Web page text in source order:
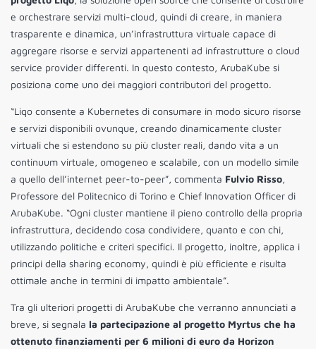
e orchestrare servizi multi-cloud, quindi di creare, in maniera
trasparente e dinamica, un’infrastruttura virtuale capace di
aggregare risorse e servizi appartenenti ad infrastrutture o cloud
service provider differenti. In questo contesto, ArubaKube si
posiziona come uno dei maggiori contributori del progetto.
“Liqo consente a Kubernetes di consumare in modo sicuro risorse
e servizi disponibili ovunque, creando dinamicamente cluster
virtuali che si estendono su più cluster reali, dando vita a un
continuum virtuale, omogeneo e scalabile, con un modello simile
a quello dell’internet peer-to-peer”, commenta Fulvio Risso,
Professore del Politecnico di Torino e Chief Innovation Officer di
ArubaKube. “Ogni cluster mantiene il pieno controllo della propria
infrastruttura, decidendo cosa condividere, quanto e con chi,
utilizzando politiche e criteri specifici. Il progetto, inoltre, applica i
principi della sharing economy, quindi è più efficiente e risulta
ottimale anche in termini di impatto ambientale”.
Tra gli ulteriori progetti di ArubaKube che verranno annunciati a
breve, si segnala la partecipazione al progetto Myrtus che ha
ottenuto finanziamenti per 6 milioni di euro da Horizon